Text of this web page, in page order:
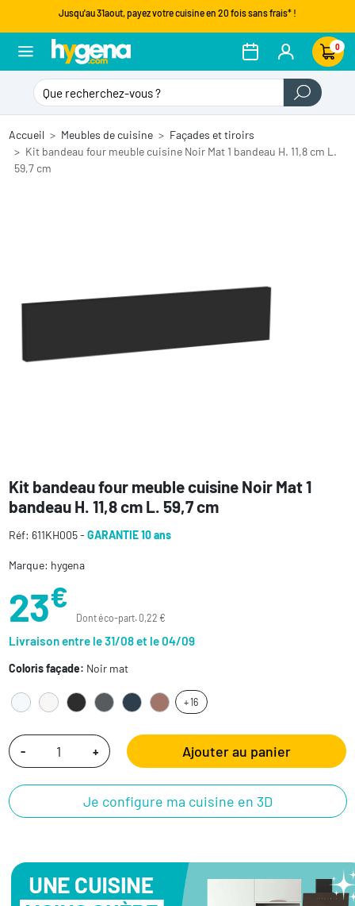
Jusqu'au 31aout, payez votre cuisine en 20 fois sans frais* !
0
Accueil Meubles de cuisine
Façades et tiroirs
Kit bandeau four meuble cuisine Noir Mat 1 bandeau H. 11,8 cm L.
59,7 cm
Kit bandeau four meuble cuisine Noir Mat 1
bandeau H. 11,8 cm L. 59,7 cm
Réf: 611KH005 - GARANTIE 10 ans
Marque: hygena
23€
Dont éco-part. 0,22 €
Livraison entre le 31/08 et le 04/09
Coloris façade: Noir mat
+ 16
- + Ajouter au panier
Je configure ma cuisine en 3D